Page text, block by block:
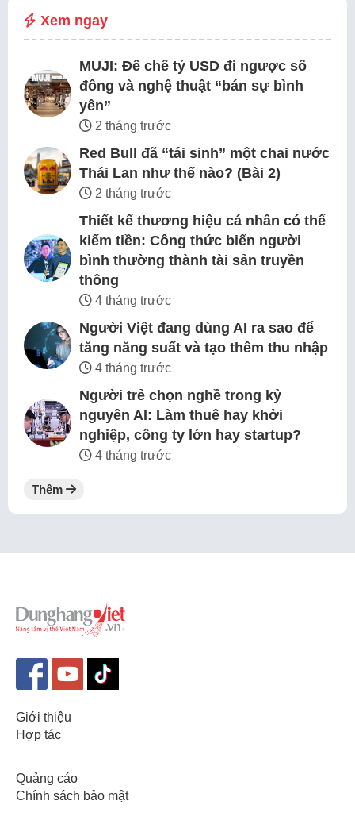
Xem ngay
MUJI: Đế chế tỷ USD đi ngược số
đông và nghệ thuật “bán sự bình
yên”
2 tháng trước
Red Bull đã “tái sinh” một chai nước
Thái Lan như thế nào? (Bài 2)
2 tháng trước
Thiết kế thương hiệu cá nhân có thể
kiếm tiền: Công thức biến người
bình thường thành tài sản truyền
thông
4 tháng trước
Người Việt đang dùng AI ra sao để
tăng năng suất và tạo thêm thu nhập
4 tháng trước
Người trẻ chọn nghề trong kỷ
nguyên AI: Làm thuê hay khởi
nghiệp, công ty lớn hay startup?
4 tháng trước
Thêm
Giới thiệu
Hợp tác
Quảng cáo
Chính sách bảo mật